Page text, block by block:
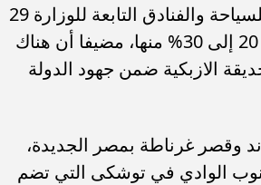
وفي قطاع الفنادق، أشار الوزير إلى امتلاك الشركة القابضة للسياحة والفنادق التابعة للوزارة 29
فندقا سيتم جمع بعضها في شركة مشروع وطرح حصة ما بين 20 إلى 30% منها، مضيفا أن هناك
الازبكية ضمن جهود الدولة
وقصر غرناطة بمصر الجديدة،
جنوب الوادي في توشكى التي تضم